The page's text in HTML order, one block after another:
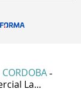
-
La...